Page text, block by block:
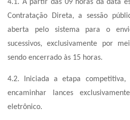
4.1. A partir das 09 horas da data
Contratação Direta, a sessão
aberta pelo sistema para o
sucessivos, exclusivamente por
sendo encerrado às 15 horas.
4.2. Iniciada a etapa competitiva,
encaminhar lances
eletrônico.